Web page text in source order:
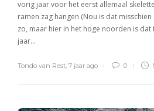
vorig jaar voor het eerst allemaal
ramen zag hangen (Nou is dat
zo, maar hier in het hoge noorden is dat
jaar…
Tondo van Rest 7 jaar ago 0